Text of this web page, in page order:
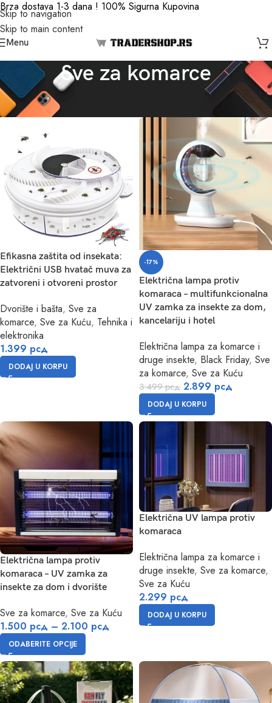
Skip to navigation
Skip to main content
Brza dostava 1-3 dana ! 100% Sigurna Kupovina
Menu
Sve za komarce
Početna/Sve za komarce
Efikasna zaštita od insekata:
Električni USB hvatač muva za
zatvoreni i otvoreni prostor
Dvorište i bašta, Sve za
komarce, Sve za Kuću, Tehnika i
elektronika
1.399 рсд
DODAJ U KORPU
-17%
Električna lampa protiv
komaraca – multifunkcionalna
UV zamka za insekte za dom,
kancelariju i hotel
Električna lampa za komarce i
druge insekte, Black Friday, Sve
za komarce, Sve za Kuću
3.499рсд 2.899 рсд
DODAJ U KORPU
Električna lampa protiv
komaraca – UV zamka za
insekte za dom i dvorište
Sve za komarce, Sve za Kuću
1.500 рсд – 2.100 рсд
ODABERITE OPCIJE
Električna UV lampa protiv
komaraca
Električna lampa za komarce i
druge insekte, Sve za komarce,
Sve za Kuću
2.299 рсд
DODAJ U KORPU